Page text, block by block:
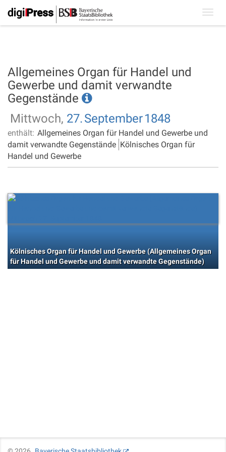
Allgemeines Organ für Handel und
Gewerbe und damit verwandte
Gegenstände
Mittwoch, 27.September1848
enthält: Allgemeines Organ für Handel und Gewerbe und
damit verwandte Gegenstände Kölnisches Organ für
Handel und Gewerbe
Kölnisches Organ für Handel und Gewerbe (Allgemeines Organ
für Handel und Gewerbe und damit verwandte Gegenstände)